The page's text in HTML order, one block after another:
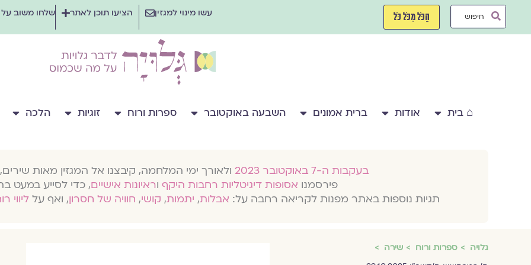
Search
הַכֹּל מִכֹּל כֹּל עשו מינוי למגזין הציעו תוכן לאתר שלחו משוב
⌂ בית אודות ברית אמונים השבעה באוקטובר ספרות ורוח זוגיות הלכה
בעקבות ה-7 באוקטובר 2023
ולאורך ימי המלחמה, קיבצנו אל המגזין מאות
פירסמנו אסופות דיגיטליות רחבות היקף וראיונות אישיים, כדי לסייע במעט
תגיות נוספות באתר מפנות לקריאה רחבה על: אבלות, יתמות, קושי, חוויה של חסרון, ואף על ליווי
גלויה ספרות ורוח
שירה